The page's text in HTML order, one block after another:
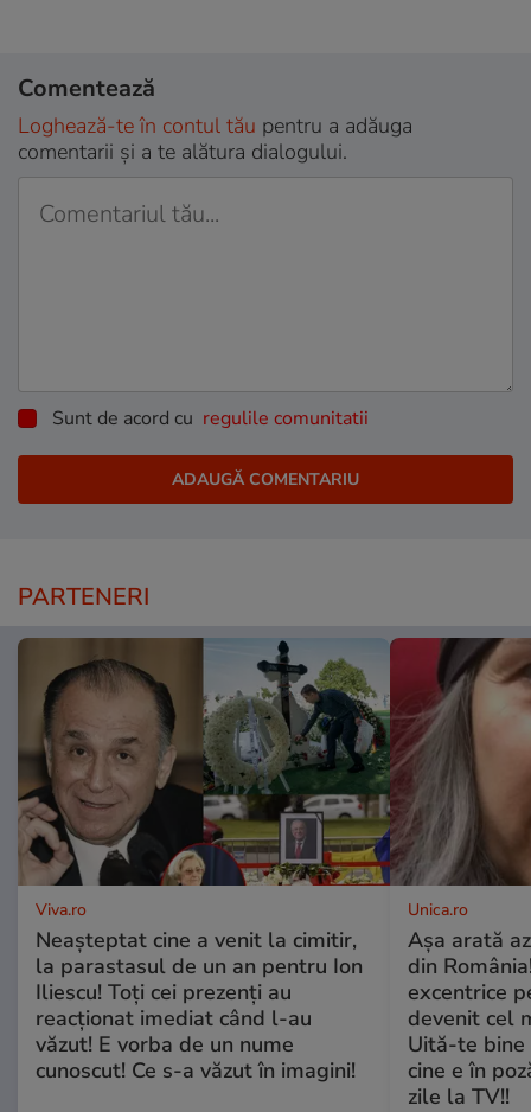
Comentează
Loghează-te în contul tău pentru a adăuga
comentarii și a te alătura dialogului.
Sunt de acord cu regulile comunitatii
PARTENERI
Viva.ro
Neașteptat cine a venit la cimitir,
la parastasul de un an pentru Ion
Iliescu! Toți cei prezenți au
reacționat imediat când l-au
văzut! E vorba de un nume
cunoscut! Ce s-a văzut în imagini!
Unica.ro
Așa arată
din
excentrice
devenit cel
Uită-te bine
cine e în
zile la TV!!